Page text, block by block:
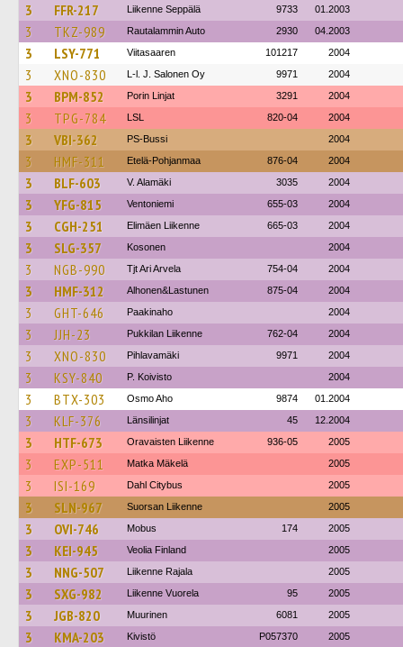
3 FFR-217 Liikenne Seppälä 9733 01.2003
3 TKZ-989 Rautalammin Auto 2930 04.2003
3 LSY-771 Viitasaaren 101217 2004
3 XNO-830 L-l. J. Salonen Oy 9971 2004
3 BPM-852 Porin Linjat 3291 2004
3 TPG-784 LSL 820-04 2004
3 VBI-362 PS-Bussi 2004
3 HMF-311 Etelä-Pohjanmaa 876-04 2004
3 BLF-603 V. Alamäki 3035 2004
3 YFG-815 Ventoniemi 655-03 2004
3 CGH-251 Elimäen Liikenne 665-03 2004
3 SLG-357 Kosonen 2004
3 NGB-990 Tjt Ari Arvela 754-04 2004
3 HMF-312 Alhonen&Lastunen 875-04 2004
3 GHT-646 Paakinaho 2004
3 JJH-23 Pukkilan Liikenne 762-04 2004
3 XNO-830 Pihlavamäki 9971 2004
3 KSY-840 P. Koivisto 2004
3 BTX-303 Osmo Aho 9874 01.2004
3 KLF-376 Länsilinjat 45 12.2004
3 HTF-673 Oravaisten Liikenne 936-05 2005
3 EXP-511 Matka Mäkelä 2005
3 ISI-169 Dahl Citybus 2005
3 SLN-967 Suorsan Liikenne 2005
3 OVI-746 Mobus 174 2005
3 KEI-945 Veolia Finland 2005
3 NNG-507 Liikenne Rajala 2005
3 SXG-982 Liikenne Vuorela 95 2005
3 JGB-820 Muurinen 6081 2005
3 KMA-203 Kivistö P057370 2005